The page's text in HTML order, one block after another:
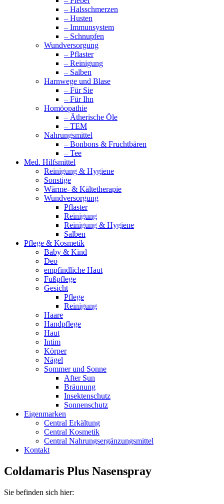
– Halsschmerzen
– Husten
– Immunsystem
– Schnupfen
Wundversorgung
– Pflaster
– Reinigung
– Salben
Harnwege und Blase
– Für Sie
– Für Ihn
Homöopathie
– Ätherische Öle
– TEM
Nahrungsmittel
– Bonbons & Fruchtbären
– Tee
Med. Hilfsmittel
Reinigung & Hygiene
Sonstige
Wärme- & Kältetherapie
Wundversorgung
Pflaster
Reinigung
Reinigung & Hygiene
Salben
Pflege & Kosmetik
Baby & Kind
Deo
empfindliche Haut
Fußpflege
Gesicht
Pflege
Reinigung
Haare
Handpflege
Haut
Intim
Körper
Nägel
Sommer und Sonne
After Sun
Bräunung
Insektenschutz
Sonnenschutz
Eigenmarken
Central Erkältung
Central Kosmetik
Central Nahrungsergänzungsmittel
Kontakt
Coldamaris Plus Nasenspray
Sie befinden sich hier: